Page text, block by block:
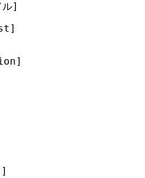
ル]
DB
]                    DB